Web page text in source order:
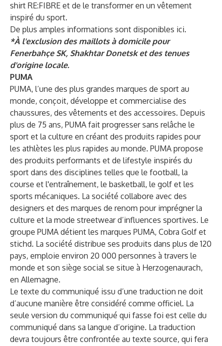
shirt RE:FIBRE et de le transformer en un vêtement
inspiré du sport.
De plus amples informations sont disponibles ici.
*À l'exclusion des maillots à domicile pour
Fenerbahçe SK, Shakhtar Donetsk et des tenues
d'origine locale.
PUMA
PUMA, l’une des plus grandes marques de sport au
monde, conçoit, développe et commercialise des
chaussures, des vêtements et des accessoires. Depuis
plus de 75 ans, PUMA fait progresser sans relâche le
sport et la culture en créant des produits rapides pour
les athlètes les plus rapides au monde. PUMA propose
des produits performants et de lifestyle inspirés du
sport dans des disciplines telles que le football, la
course et l'entraînement, le basketball, le golf et les
sports mécaniques. La société collabore avec des
designers et des marques de renom pour imprégner la
culture et la mode streetwear d’influences sportives. Le
groupe PUMA détient les marques PUMA, Cobra Golf et
stichd. La société distribue ses produits dans plus de 120
pays, emploie environ 20 000 personnes à travers le
monde et son siège social se situe à Herzogenaurach,
en Allemagne.
Le texte du communiqué issu d’une traduction ne doit
d’aucune manière être considéré comme officiel. La
seule version du communiqué qui fasse foi est celle du
communiqué dans sa langue d’origine. La traduction
devra toujours être confrontée au texte source, qui fera